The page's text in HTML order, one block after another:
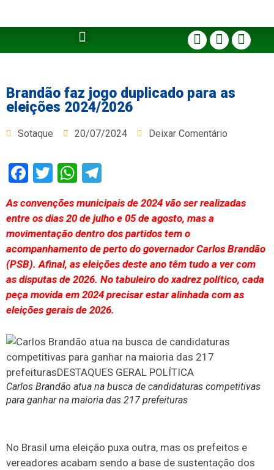
Brandão faz jogo duplicado para as
eleições 2024/2026
Sotaque 20/07/2024 Deixar Comentário
Facebook
TwitterWhatsApp
As convenções municipais de 2024 vão ser realizadas
entre os dias 20 de julho e 05 de agosto, mas a
movimentação dentro dos partidos tem o
acompanhamento de perto do governador Carlos Brandão
(PSB). Afinal, as eleições deste ano têm tudo a ver com
as disputas de 2026. No tabuleiro do xadrez político, cada
peça movida em 2024 precisar estar alinhada com as
eleições gerais de 2026.
Carlos Brandão atua na busca de candidaturas competitivas
para ganhar na maioria das 217 prefeituras
No Brasil uma eleição puxa outra, mas os prefeitos e
vereadores acabam sendo a base de sustentação dos